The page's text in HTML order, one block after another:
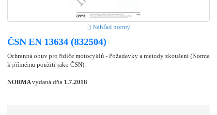
Náhľad normy
ČSN EN 13634 (832504)
Ochranná obuv pro řidiče motocyklů - Požadavky a metody zkoušení (Norma
k přímému použití jako ČSN).
NORMAvydaná dňa 1.7.2018